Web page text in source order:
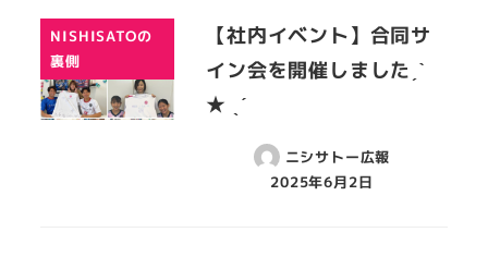
NISHISATOの
裏側
【社内イベント】合同サ
イン会を開催しましたˏˋ
★ ˎˊ
ニシサトー広報
2025年6月2日